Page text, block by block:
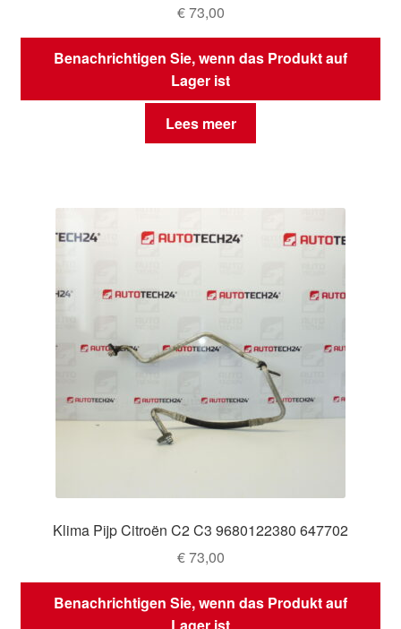
€73,00
Benachrichtigen Sie, wenn das Produkt auf
Lager ist
Lees meer
Klima Pijp Citroën C2 C3 9680122380 647702
€73,00
Benachrichtigen Sie, wenn das Produkt auf